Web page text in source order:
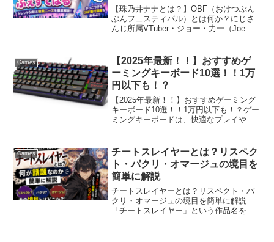
ジョー・力一（Joe Rikiichi）を
調べたよ
【珠乃井ナナとは？】OBF（おけつぶん
ぶんフェスティバル）とは何か？にじさ
んじ所属VTuber・ジョー・力一（Joe
ィバル）とは何か？OBF（おけつぶん
ぶ...
Games
【2025年最新！！】おすすめゲ
ーミングキーボード10選！！1万
円以下も！？
【2025年最新！！】おすすめゲーミング
キーボード10選！！1万円以下も！？ゲー
ミングキーボードは、快適なプレイや作
ーボードを厳選し、用途別に紹介しま
す！ゲーミング...
Games
チートスレイヤーとは？リスペク
ト・パクリ・オマージュの境目を
簡単に解説
チートスレイヤーとは？リスペクト・パ
クリ・オマージュの境目を簡単に解説
「チートスレイヤー」という作品名を最